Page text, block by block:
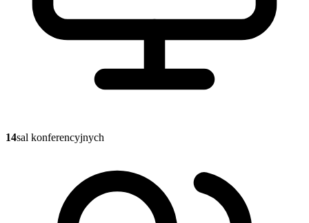
14sal konferencyjnych